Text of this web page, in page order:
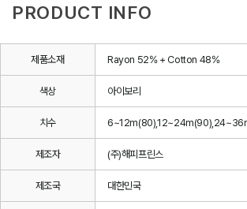
PRODUCT INFO
제품소재 Rayon 52% + Cotton 48%
색상 아이보리
치수
제조자 (주)해피프린스
제조국 대한민국